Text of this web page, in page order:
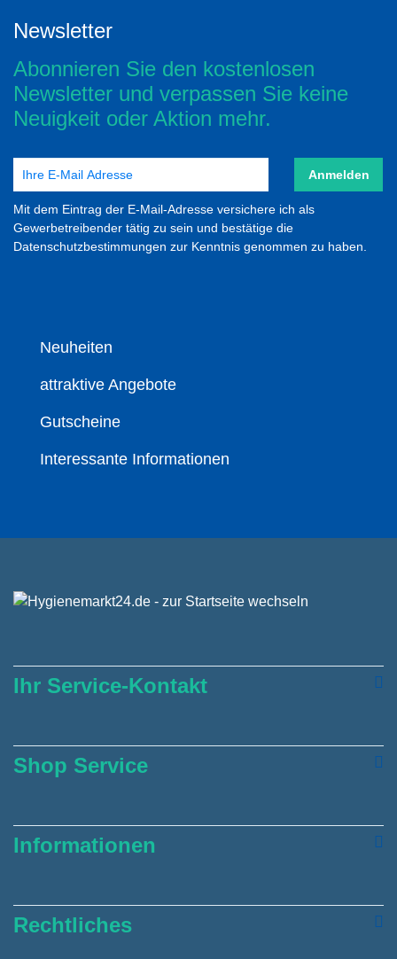
Newsletter
Abonnieren Sie den kostenlosen
Newsletter und verpassen Sie keine
Neuigkeit oder Aktion mehr.
Anmelden
Mit dem Eintrag der E-Mail-Adresse versichere ich als
Gewerbetreibender tätig zu sein und bestätige die
Datenschutzbestimmungen zur Kenntnis genommen zu haben.
Neuheiten
attraktive Angebote
Gutscheine
Interessante Informationen
Ihr Service-Kontakt
Shop Service
Informationen
Rechtliches